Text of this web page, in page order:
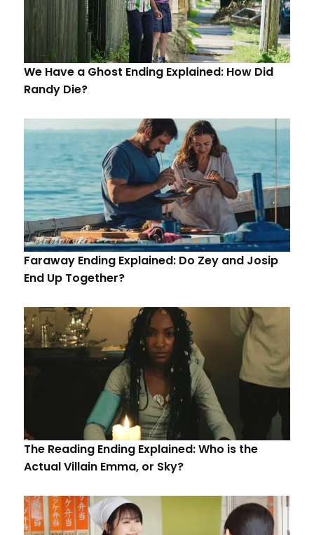
We Have a Ghost Ending Explained: How Did
Randy Die?
Faraway Ending Explained: Do Zey and Josip
End Up Together?
The Reading Ending Explained: Who is the
Actual Villain Emma, or Sky?